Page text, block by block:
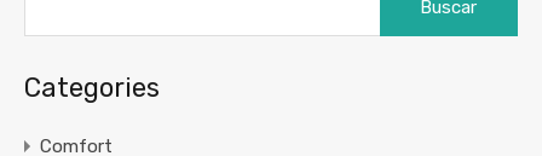
Categories
Comfort